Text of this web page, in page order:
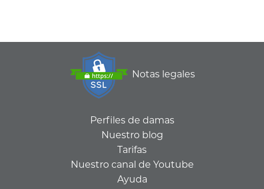
Notas legales
Perfiles de damas
Nuestro blog
Tarifas
Nuestro canal de Youtube
Ayuda